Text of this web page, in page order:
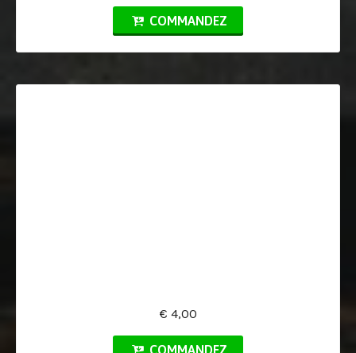
COMMANDEZ
€ 4,00
COMMANDEZ